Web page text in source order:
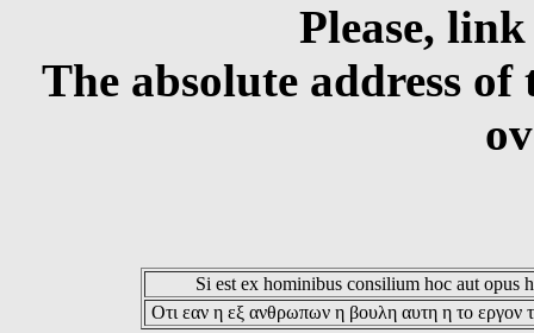
Please,
The absolute address
Si est ex hominibus consilium hoc aut opus
Οτι εαν η εξ ανθρωπων η βουλη αυτη η το εργον